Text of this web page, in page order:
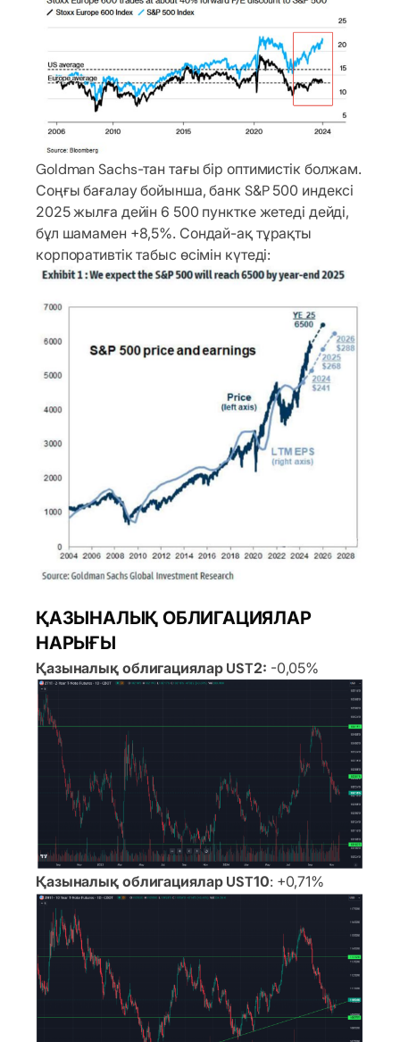
Goldman Sachs-тан тағы бір оптимистік болжам.
Соңғы бағалау бойынша, банк S&P 500 индексі
2025 жылға дейін 6 500 пунктке жетеді дейді,
бұл шамамен +8,5%. Сондай-ақ тұрақты
корпоративтік табыс өсімін күтеді:
ҚАЗЫНАЛЫҚ ОБЛИГАЦИЯЛАР
НАРЫҒЫ
Қазыналық облигациялар UST2: -0,05%
Қазыналық облигациялар UST10: +0,71%